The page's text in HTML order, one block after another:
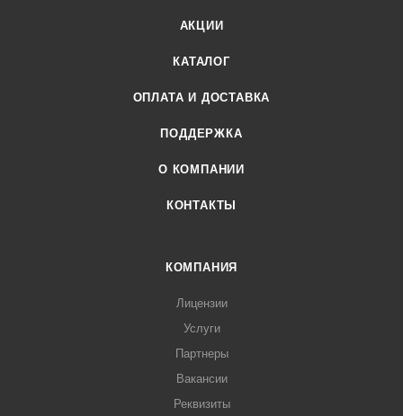
АКЦИИ
КАТАЛОГ
ОПЛАТА И ДОСТАВКА
ПОДДЕРЖКА
О КОМПАНИИ
КОНТАКТЫ
КОМПАНИЯ
Лицензии
Услуги
Партнеры
Вакансии
Реквизиты